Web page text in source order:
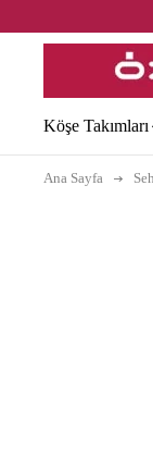
Köşe Takımları
Ana Sayfa